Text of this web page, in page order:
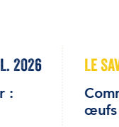
2026
:
LE
œufs